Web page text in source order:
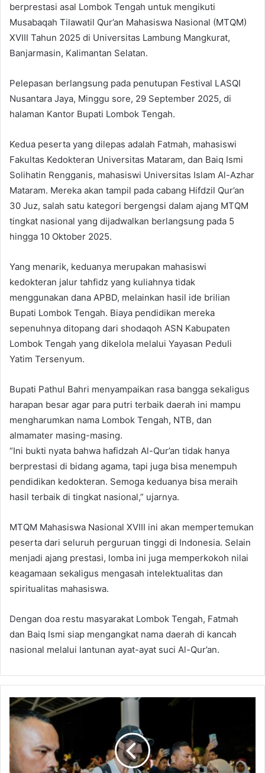
berprestasi asal Lombok Tengah untuk mengikuti
Musabaqah Tilawatil Qur’an Mahasiswa Nasional (MTQM)
XVIII Tahun 2025 di Universitas Lambung Mangkurat,
Banjarmasin, Kalimantan Selatan.
Pelepasan berlangsung pada penutupan Festival LASQI
Nusantara Jaya, Minggu sore, 29 September 2025, di
halaman Kantor Bupati Lombok Tengah.
Kedua peserta yang dilepas adalah Fatmah, mahasiswi
Fakultas Kedokteran Universitas Mataram, dan Baiq Ismi
Solihatin Rengganis, mahasiswi Universitas Islam Al-Azhar
Mataram. Mereka akan tampil pada cabang Hifdzil Qur’an
30 Juz, salah satu kategori bergengsi dalam ajang MTQM
tingkat nasional yang dijadwalkan berlangsung pada 5
hingga 10 Oktober 2025.
Yang menarik, keduanya merupakan mahasiswi
kedokteran jalur tahfidz yang kuliahnya tidak
menggunakan dana APBD, melainkan hasil ide brilian
Bupati Lombok Tengah. Biaya pendidikan mereka
sepenuhnya ditopang dari shodaqoh ASN Kabupaten
Lombok Tengah yang dikelola melalui Yayasan Peduli
Yatim Tersenyum.
Bupati Pathul Bahri menyampaikan rasa bangga sekaligus
harapan besar agar para putri terbaik daerah ini mampu
mengharumkan nama Lombok Tengah, NTB, dan
almamater masing-masing.
“Ini bukti nyata bahwa hafidzah Al-Qur’an tidak hanya
berprestasi di bidang agama, tapi juga bisa menempuh
pendidikan kedokteran. Semoga keduanya bisa meraih
hasil terbaik di tingkat nasional,” ujarnya.
MTQM Mahasiswa Nasional XVIII ini akan mempertemukan
peserta dari seluruh perguruan tinggi di Indonesia. Selain
menjadi ajang prestasi, lomba ini juga memperkokoh nilai
keagamaan sekaligus mengasah intelektualitas dan
spiritualitas mahasiswa.
Dengan doa restu masyarakat Lombok Tengah, Fatmah
dan Baiq Ismi siap mengangkat nama daerah di kancah
nasional melalui lantunan ayat-ayat suci Al-Qur’an.